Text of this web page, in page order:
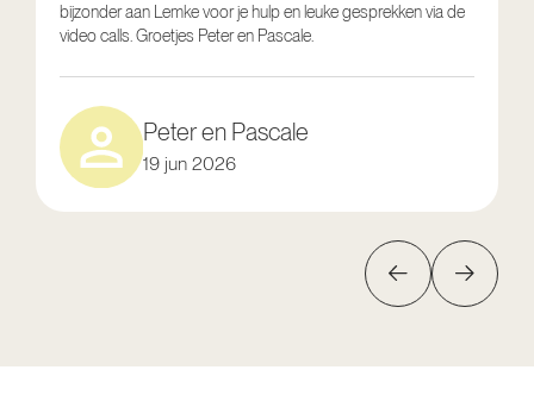
bijzonder aan Lemke voor je hulp en leuke gesprekken via de
video calls. Groetjes Peter en Pascale.
Peter en Pascale
19 jun 2026